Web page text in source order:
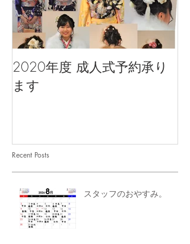
2020年度 成人式予約承り
ます
Recent Posts
スタッフのおやすみ。